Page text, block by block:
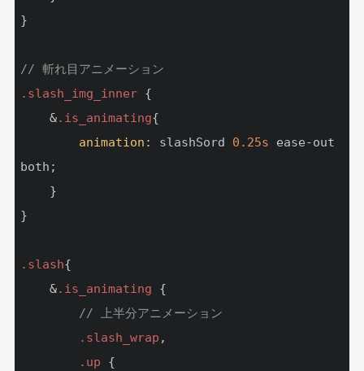
}
// 斬れ目アニメーション
.slash_img_inner {
    &
.is_animating{
animation : slashSord 0.25s ease-out
both;
}
.slash{
    &
.is_animating {
// 上半分アニメーション
.slash_wrap ,
.up {